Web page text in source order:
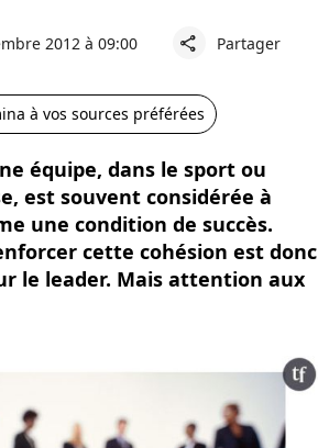
2012 à 09:00 share Partager
à vos sources préférées
équipe, dans le sport ou
est souvent considérée à
une condition de succès.
cette cohésion est donc
le leader. Mais attention aux